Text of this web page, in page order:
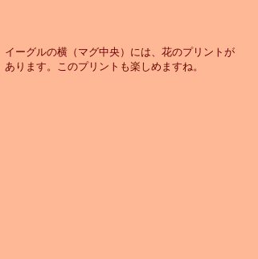
イーグルの横（マグ中央）には、花のプリントが
あります。このプリントも楽しめますね。